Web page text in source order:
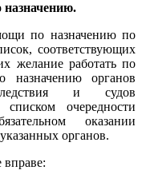
назначению.
по назначению по
соответствующих
желание работать по
назначению органов
и судов
очередности
оказании
органов.